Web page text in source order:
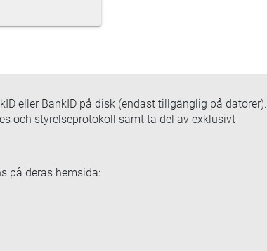
eller BankID på disk (endast tillgänglig på datorer).
och styrelseprotokoll samt ta del av exklusivt
på deras hemsida: